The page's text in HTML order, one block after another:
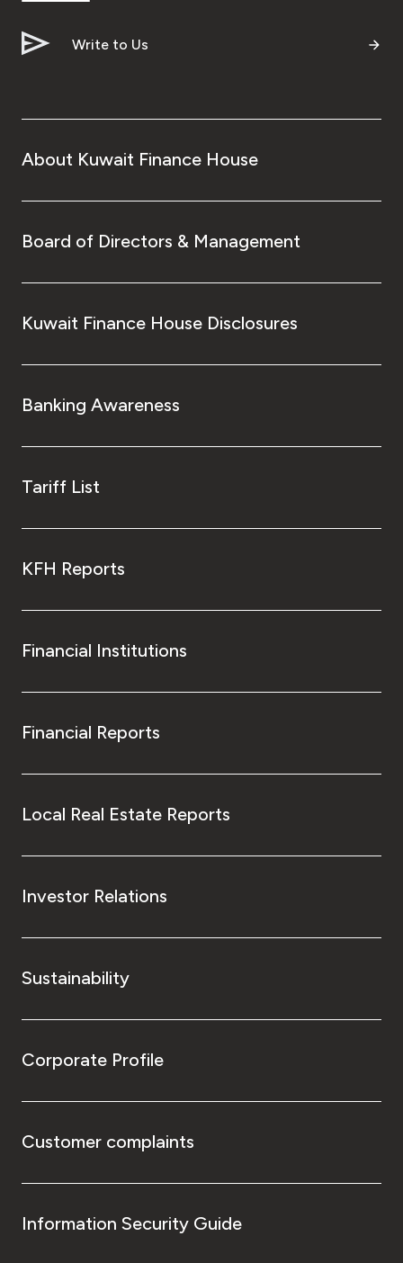
Write to Us
About Kuwait Finance House
Board of Directors & Management
Kuwait Finance House Disclosures
Banking Awareness
Tariff List
KFH Reports
Financial Institutions
Financial Reports
Local Real Estate Reports
Investor Relations
Sustainability
Corporate Profile
Customer complaints
Information Security Guide